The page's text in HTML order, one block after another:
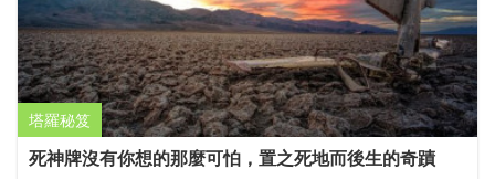
塔羅秘笈
死神牌沒有你想的那麼可怕，置之死地而後生的奇蹟